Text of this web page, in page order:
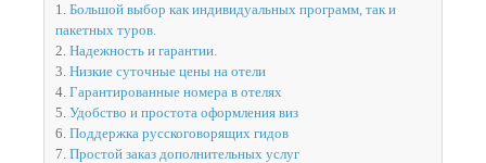
1. Большой выбор как индивидуальных программ, так и
пакетных туров.
2. Надежность и гарантии.
3. Низкие суточные цены на отели
4. Гарантированные номера в отелях
5. Удобство и простота оформления виз
6. Поддержка русскоговорящих гидов
7. Простой заказ дополнительных услуг